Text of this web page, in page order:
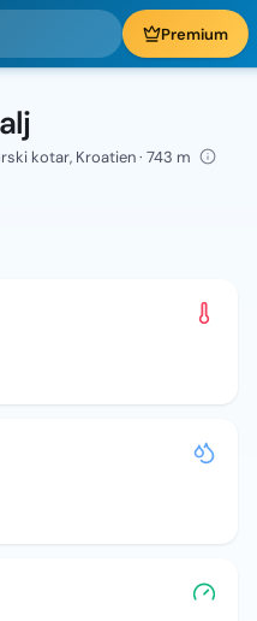
Premium
kotar, Kroatien · 743 m